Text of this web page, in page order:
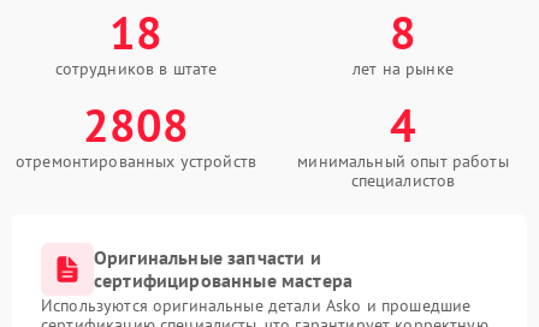
18
сотрудников в штате
8
лет на рынке
2808
отремонтированных устройств
4
минимальный опыт работы
специалистов
Оригинальные запчасти и
сертифицированные мастера
Используются оригинальные детали Asko и прошедшие